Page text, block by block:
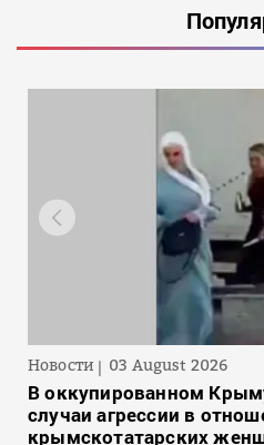
Новости 03 August 2026
В оккупированном
случаи агрессии в
крымскотатарских